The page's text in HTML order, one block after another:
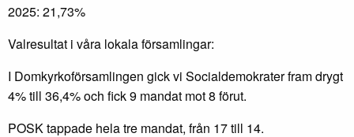
2025: 21,73%
Valresultat i våra lokala församlingar:
I Domkyrkoförsamlingen gick vi Socialdemokrater fram drygt
4% till 36,4% och fick 9 mandat mot 8 förut.
POSK tappade hela tre mandat, från 17 till 14.